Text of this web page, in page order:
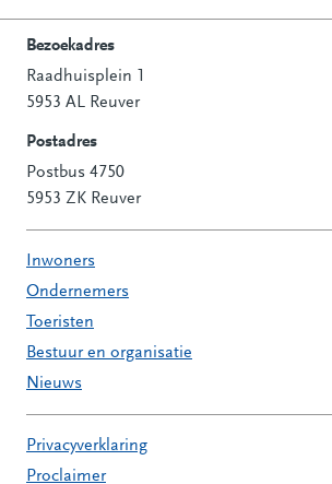
Contactinformatie
Bezoekadres
Raadhuisplein 1
5953 AL Reuver
Postadres
Postbus 4750
5953 ZK Reuver
Inwoners
Ondernemers
Toeristen
Bestuur en organisatie
Nieuws
Privacyverklaring
Proclaimer